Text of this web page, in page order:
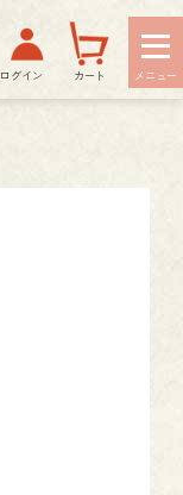
ログイン カート